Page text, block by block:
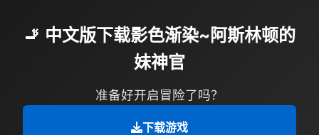
🚬 中文版下载影色渐染~阿斯林顿的
妹神官
准备好开启冒险了吗？
下载游戏